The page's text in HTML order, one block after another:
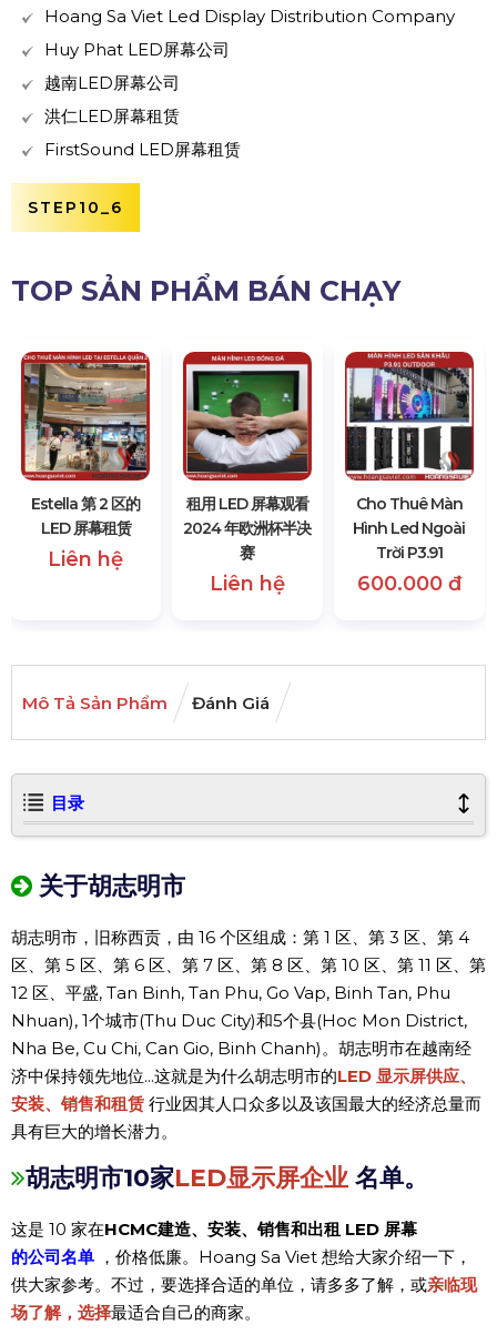
Hoang Sa Viet Led Display Distribution Company
Huy Phat LED屏幕公司
越南LED屏幕公司
洪仁LED屏幕租赁
FirstSound LED屏幕租赁
STEP10_6
TOP SẢN PHẨM BÁN CHẠY
Estella 第 2 区的
LED 屏幕租赁
Liên hệ
租用 LED 屏幕观看
2024 年欧洲杯半决
赛
Liên hệ
Cho Thuê Màn
Hình Led Ngoài
Trời P3.91
600.000 đ
Mô Tả Sản Phẩm Đánh Giá
目录
关于胡志明市
胡志明市，旧称西贡，由 16 个区组成：第 1 区、第 3 区、第 4
区、第 5 区、第 6 区、第 7 区、第 8 区、第 10 区、第 11 区、第
12 区、平盛, Tan Binh, Tan Phu, Go Vap, Binh Tan, Phu
Nhuan), 1个城市(Thu Duc City)和5个县(Hoc Mon District,
Nha Be, Cu Chi, Can Gio, Binh Chanh)。胡志明市在越南经
济中保持领先地位...这就是为什么胡志明市的LED 显示屏供应、
安装、销售和租赁 行业因其人口众多以及该国最大的经济总量而
具有巨大的增长潜力。
胡志明市10家LED显示屏企业 名单。
这是 10 家在HCMC建造、安装、销售和出租 LED 屏幕
的公司名单 ，价格低廉。Hoang Sa Viet 想给大家介绍一下，
供大家参考。不过，要选择合适的单位，请多多了解，或亲临现
场了解，选择最适合自己的商家。